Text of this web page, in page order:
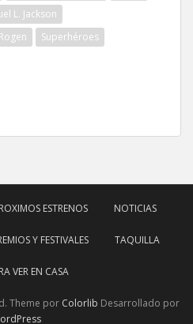
L. Jackson
Superhéroes
ESTRENOS NOTICIAS
Y FESTIVALES TAQUILLA
VER EN CASA
Theme por Colorlib Desarrollado por